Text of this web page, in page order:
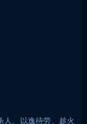
人、以逸待劳、趁火